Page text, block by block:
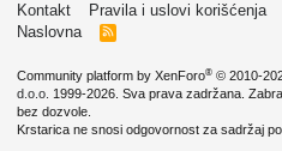
Kontakt
Pravila i uslovi korišćenja
Naslovna
R
Community platform by XenForo® © 2010-
d.o.o. 1999-2026. Sva prava zadržana.
bez dozvole.
Krstarica ne snosi odgovornost za sadržaj